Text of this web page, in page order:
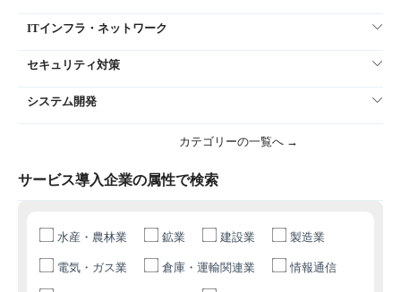
ITインフラ・ネットワーク
セキュリティ対策
システム開発
カテゴリーの一覧へ →
サービス導入企業の属性で検索
水産・農林業 鉱業 建設業 製造業
電気・ガス業 倉庫・運輸関連業 情報通信